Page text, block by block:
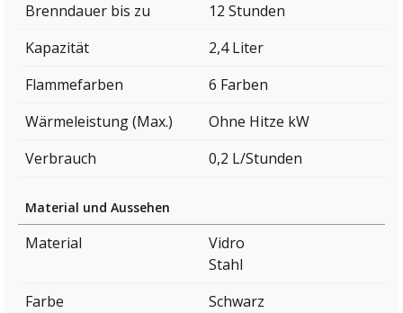
Brenndauer bis zu
12 Stunden
Kapazität
2,4 Liter
Flammefarben
6 Farben
Wärmeleistung (Max.)
Ohne Hitze kW
Verbrauch
0,2 L/Stunden
Material und Aussehen
Material
Vidro
Stahl
Farbe
Schwarz